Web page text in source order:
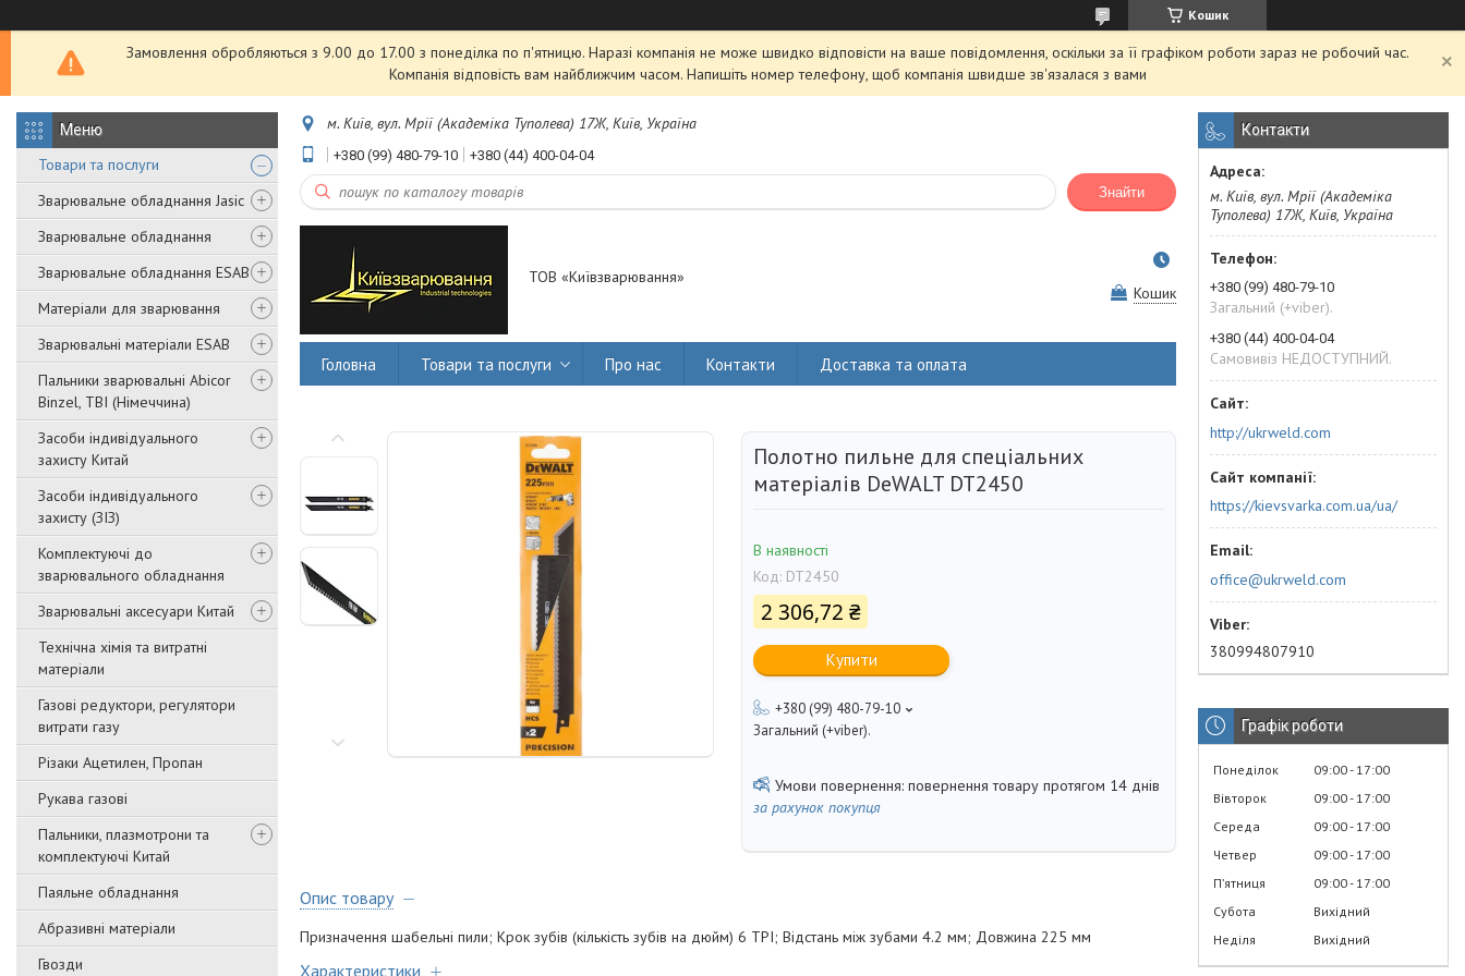
Кошик
Замовлення обробляються з 9.00 до 17.00 з понеділка по п'ятницю. Наразі компанія не може швидко відповісти на ваше повідомлення, оскільки за її графіком роботи зараз не робочий час.
Компанія відповість вам найближчим часом. Напишіть номер телефону, щоб компанія швидше зв'язалася з вами
Товари та послуги
Зварювальне обладнання Jasic
Зварювальне обладнання
Зварювальне обладнання ESAB
Матеріали для зварювання
Зварювальні матеріали ESAB
Пальники зварювальні Abicor
Binzel, TBI (Німеччина)
Засоби індивідуального
захисту Китай
Засоби індивідуального
захисту (ЗІЗ)
Комплектуючі до
зварювального обладнання
Зварювальні аксесуари Китай
Технічна хімія та витратні
матеріали
Газові редуктори, регулятори
витрати газу
Різаки Ацетилен, Пропан
Рукава газові
Пальники, плазмотрони та
комплектуючі Китай
Паяльне обладнання
Абразивні матеріали
Гвозди
м. Київ, вул. Мрії (Академіка Туполева) 17Ж, Київ, Україна
+380 (99) 480-79-10 +380 (44) 400-04-04
Знайти
ТОВ «Київзварювання»
Кошик
Головна Товари та послуги Про нас Контакти Доставка та оплата
Полотно пильне для спеціальних
матеріалів DeWALT DT2450
В наявності
Код: DT2450
2 306,72 ₴
Купити
+380 (99) 480-79-10
Загальний (+viber).
повернення товару протягом 14 днів
за рахунок покупця
Опис товару
Призначення шабельні пили; Крок зубів (кількість зубів на дюйм) 6 TPI; Відстань між зубами 4.2 мм; Довжина 225 мм
Характеристики
Контакти
м. Київ, вул. Мрії (Академіка
Туполева) 17Ж, Київ, Україна
+380 (99) 480-79-10
Загальний (+viber).
+380 (44) 400-04-04
Самовивіз НЕДОСТУПНИЙ.
http://ukrweld.com
https://kievsvarka.com.ua/ua/
office@ukrweld.com
380994807910
Графік роботи
Понеділок 09:00 17:00
Вівторок
09:00 17:00
Середа
09:00 17:00
Четвер
09:00 17:00
Пʼятниця
09:00 17:00
Субота
Вихідний
Неділя
Вихідний